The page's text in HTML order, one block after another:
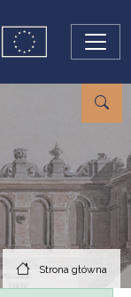
Strona główna